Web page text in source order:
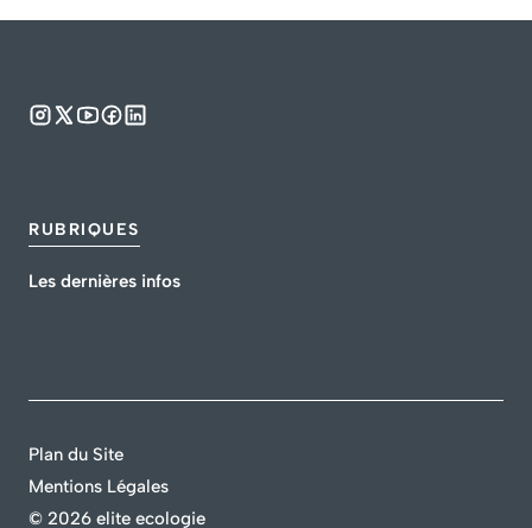
RUBRIQUES
Les dernières infos
© 2026 elite ecologie
Plan du Site
Mentions Légales